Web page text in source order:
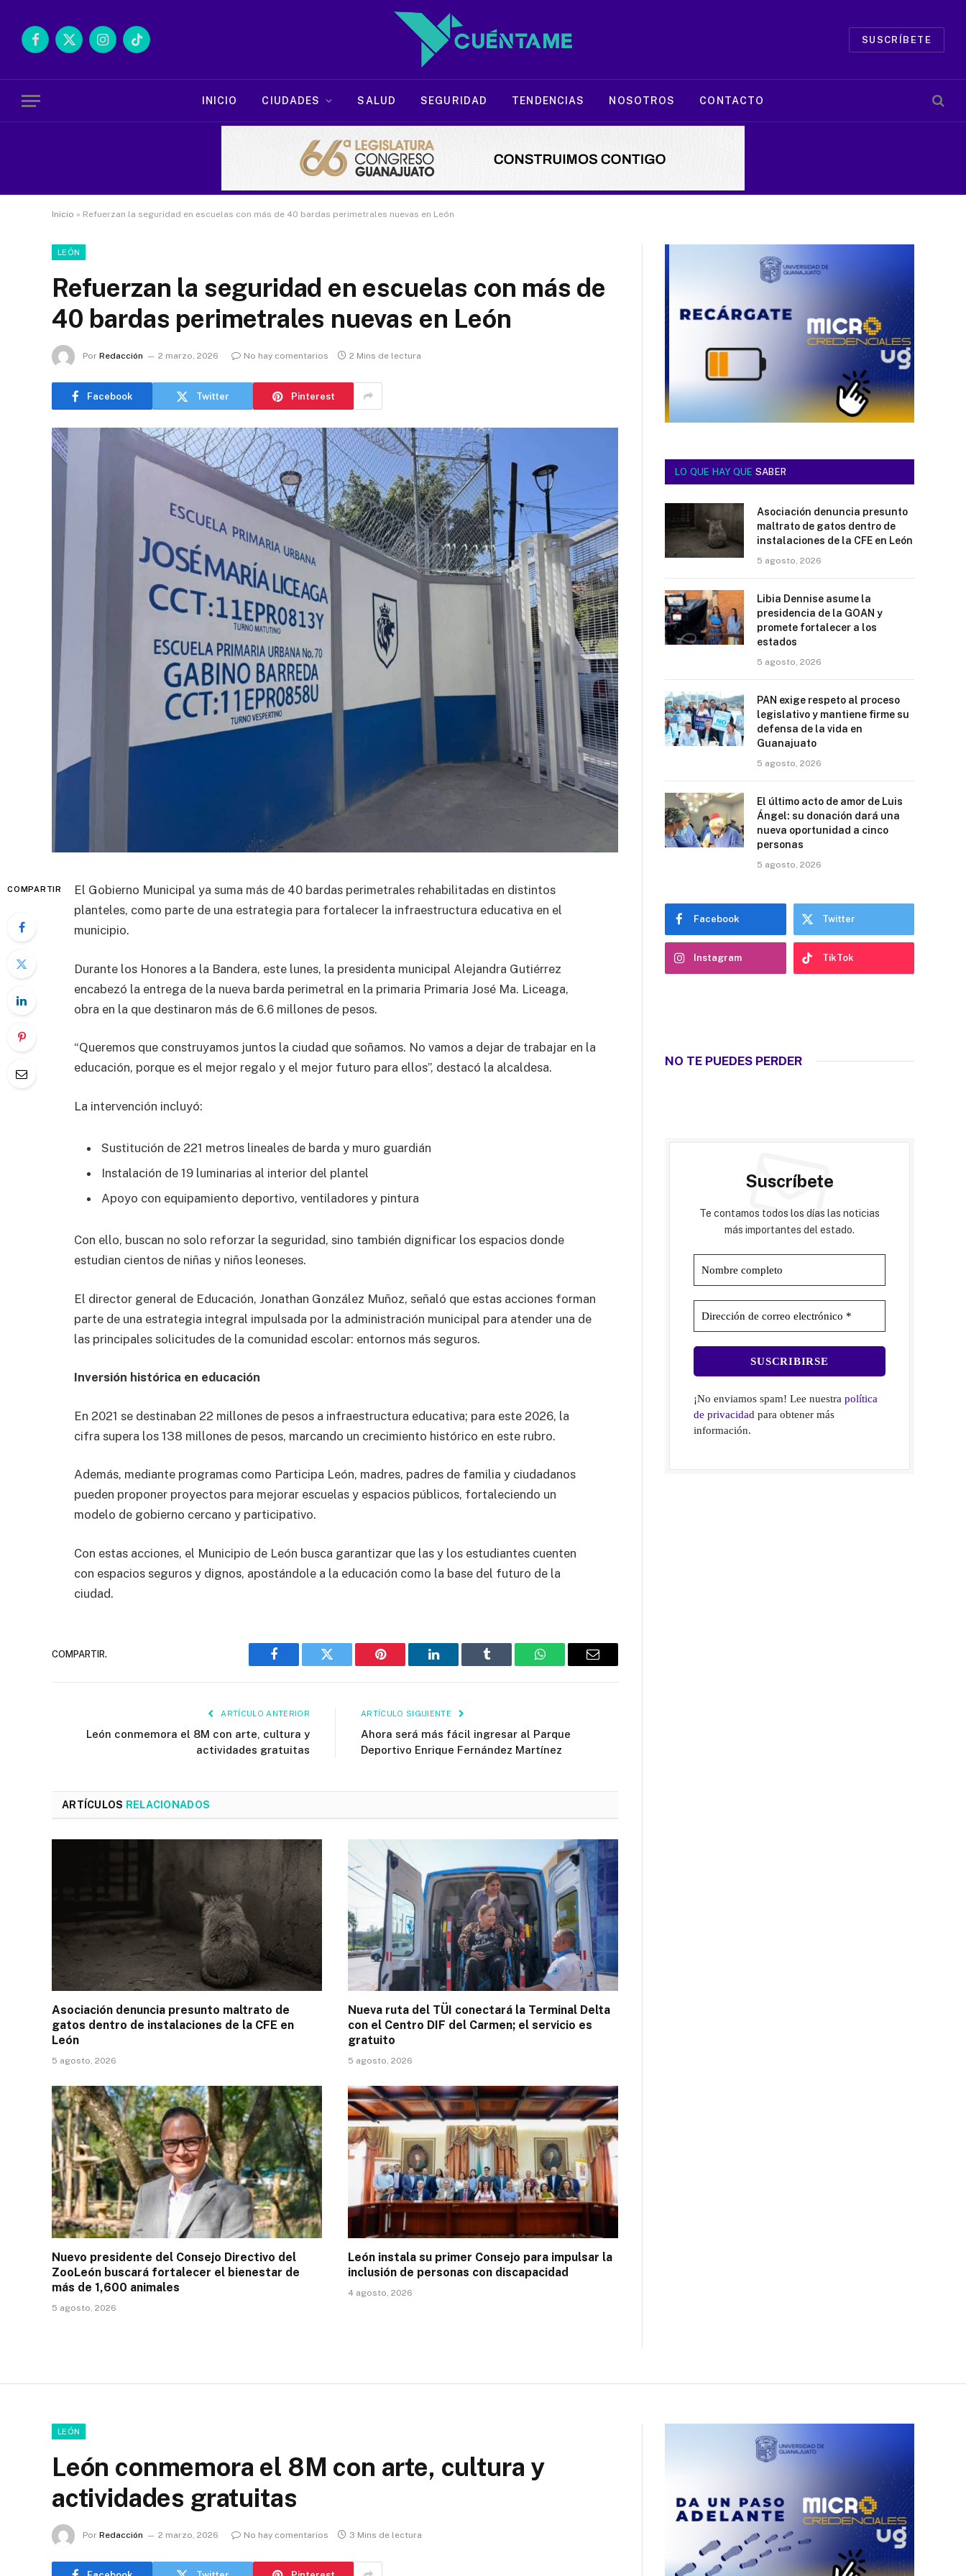
Facebook
X
InstagramTikTok
SUSCRÍBETE
INICIO CIUDADES SALUD SEGURIDAD TENDENCIAS NOSOTROS CONTACTO
Inicio » Refuerzan la seguridad en escuelas con más de 40 bardas perimetrales nuevas en León
LEÓN
Refuerzan la seguridad en escuelas con más de
40 bardas perimetrales nuevas en León
Por Redacción 2 marzo, 2026 No hay comentarios 2 Mins de lectura
Facebook Twitter Pinterest
COMPARTIR
El Gobierno Municipal ya suma más de 40 bardas perimetrales rehabilitadas en distintos
planteles, como parte de una estrategia para fortalecer la infraestructura educativa en el
municipio.
Durante los Honores a la Bandera, este lunes, la presidenta municipal Alejandra Gutiérrez
encabezó la entrega de la nueva barda perimetral en la primaria Primaria José Ma. Liceaga,
obra en la que destinaron más de 6.6 millones de pesos.
“Queremos que construyamos juntos la ciudad que soñamos. No vamos a dejar de trabajar en la
educación, porque es el mejor regalo y el mejor futuro para ellos”, destacó la alcaldesa.
La intervención incluyó:
Sustitución de 221 metros lineales de barda y muro guardián
Instalación de 19 luminarias al interior del plantel
Apoyo con equipamiento deportivo, ventiladores y pintura
Con ello, buscan no solo reforzar la seguridad, sino también dignificar los espacios donde
estudian cientos de niñas y niños leoneses.
El director general de Educación, Jonathan González Muñoz, señaló que estas acciones forman
parte de una estrategia integral impulsada por la administración municipal para atender una de
las principales solicitudes de la comunidad escolar: entornos más seguros.
Inversión histórica en educación
En 2021 se destinaban 22 millones de pesos a infraestructura educativa; para este 2026, la
cifra supera los 138 millones de pesos, marcando un crecimiento histórico en este rubro.
Además, mediante programas como Participa León, madres, padres de familia y ciudadanos
pueden proponer proyectos para mejorar escuelas y espacios públicos, fortaleciendo un
modelo de gobierno cercano y participativo.
Con estas acciones, el Municipio de León busca garantizar que las y los estudiantes cuenten
con espacios seguros y dignos, apostándole a la educación como la base del futuro de la
ciudad.
COMPARTIR.
Facebook Twitter Pinterest LinkedIn Tumblr WhatsAppEmail
ARTÍCULO ANTERIOR
León conmemora el 8M con arte, cultura y
actividades gratuitas
ARTÍCULO SIGUIENTE
Ahora será más fácil ingresar al Parque
Deportivo Enrique Fernández Martínez
ARTÍCULOS RELACIONADOS
Asociación denuncia presunto maltrato de
gatos dentro de instalaciones de la CFE en
León
5 agosto, 2026
Nueva ruta del TÜI conectará la Terminal Delta
con el Centro DIF del Carmen; el servicio es
gratuito
5 agosto, 2026
Nuevo presidente del Consejo Directivo del
ZooLeón buscará fortalecer el bienestar de
más de 1,600 animales
5 agosto, 2026
León instala su primer Consejo para impulsar la
inclusión de personas con discapacidad
4 agosto, 2026
LO QUE HAY QUE SABER
Asociación denuncia presunto
maltrato de gatos dentro de
instalaciones de la CFE en León
5 agosto, 2026
Libia Dennise asume la
presidencia de la GOAN y
promete fortalecer a los
estados
5 agosto, 2026
PAN exige respeto al proceso
legislativo y mantiene firme su
defensa de la vida en
Guanajuato
5 agosto, 2026
El último acto de amor de Luis
Ángel: su donación dará una
nueva oportunidad a cinco
personas
5 agosto, 2026
Facebook Twitter
Instagram TikTok
NO TE PUEDES PERDER
Suscríbete
Te contamos todos los días las noticias
más importantes del estado.
¡No enviamos spam! Lee nuestrapolítica
de privacidad para obtener más
información.
LEÓN
León conmemora el 8M con arte, cultura y
actividades gratuitas
Por Redacción 2 marzo, 2026 No hay comentarios 3 Mins de lectura